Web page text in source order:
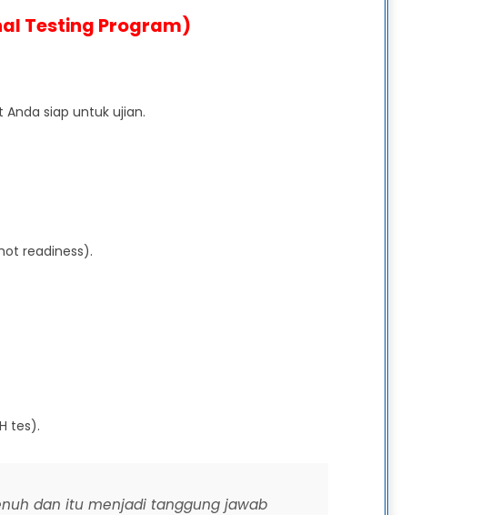
Testing Program)
siap untuk ujian.
readiness).
tes).
dan itu menjadi tanggung jawab